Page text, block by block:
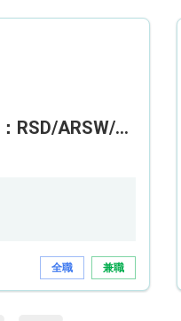
助理復康服務員 (編號：RSD/ARSW/CTE)
全職 兼職